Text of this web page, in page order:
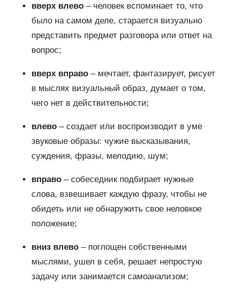
вверх влево– человек вспоминает то, что
было на самом деле, старается визуально
представить предмет разговора или ответ на
вопрос;
вверх вправо– мечтает, фантазирует, рисует
в мыслях визуальный образ, думает о том,
чего нет в действительности;
влево– создает или воспроизводит в уме
звуковые образы: чужие высказывания,
суждения, фразы, мелодию, шум;
вправо– собеседник подбирает нужные
слова, взвешивает каждую фразу, чтобы не
обидеть или не обнаружить свое неловкое
положение;
вниз влево– поглощен собственными
мыслями, ушел в себя, решает непростую
задачу или занимается самоанализом;